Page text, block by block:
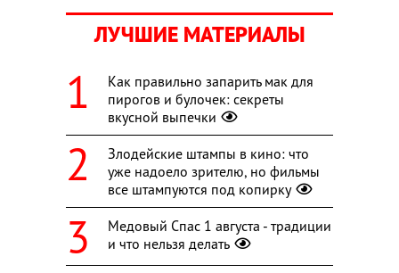
ЛУЧШИЕ МАТЕРИАЛЫ
Как правильно запарить мак для
пирогов и булочек: секреты
вкусной выпечки
Злодейские штампы в кино: что
уже надоело зрителю, но фильмы
все штампуются под копирку
Медовый Спас 1 августа - традиции
и что нельзя делать